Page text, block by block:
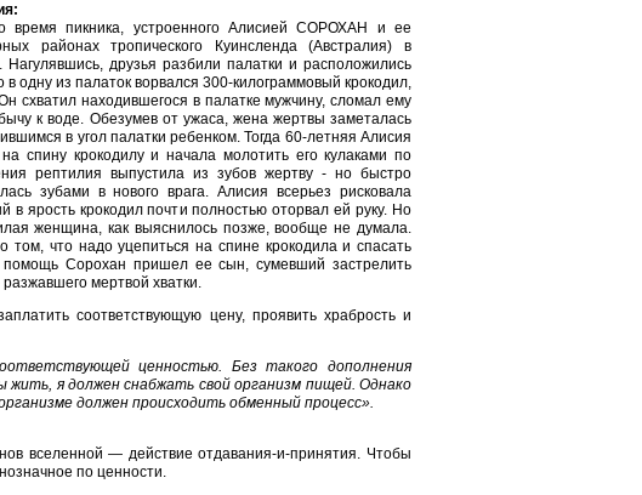
время пикника, устроенного Алисией СОРОХАН и ее
районах тропического Куинсленда (Австралия) в
Нагулявшись, друзья разбили палатки и расположились
одну из палаток ворвался 300-килограммовый крокодил,
схватил находившегося в палатке мужчину, сломал ему
к воде. Обезумев от ужаса, жена жертвы заметалась
в угол палатки ребенком. Тогда 60-летняя Алисия
спину крокодилу и начала молотить его кулаками по
рептилия выпустила из зубов жертву - но быстро
зубами в нового врага. Алисия всерьез рисковала
ярость крокодил почти полностью оторвал ей руку. Но
женщина, как выяснилось позже, вообще не думала.
том, что надо уцепиться на спине крокодила и спасать
Сорохан пришел ее сын, сумевший застрелить
разжавшего мертвой хватки.
соответствующую цену, проявить храбрость и
ценностью. Без такого дополнения
я должен снабжать свой организм пищей. Однако
должен происходить обменный процесс».
вселенной — действие отдавания-и-принятия. Чтобы
по ценности.